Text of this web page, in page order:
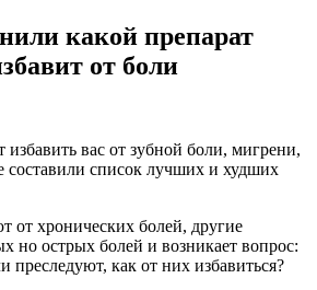
какой препарат
от боли
вас от зубной боли, мигрени,
составили список лучших и худших
от хронических болей, другие
но острых болей и возникает вопрос:
преследуют, как от них избавиться?